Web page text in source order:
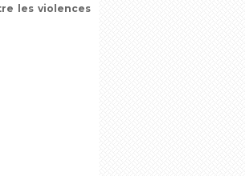
les violences